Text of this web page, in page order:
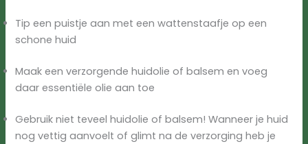
Tip een puistje aan met een wattenstaafje op een
schone huid
Maak een verzorgende huidolie of balsem en voeg
daar essentiële olie aan toe
Gebruik niet teveel huidolie of balsem! Wanneer je huid
nog vettig aanvoelt of glimt na de verzorging heb je